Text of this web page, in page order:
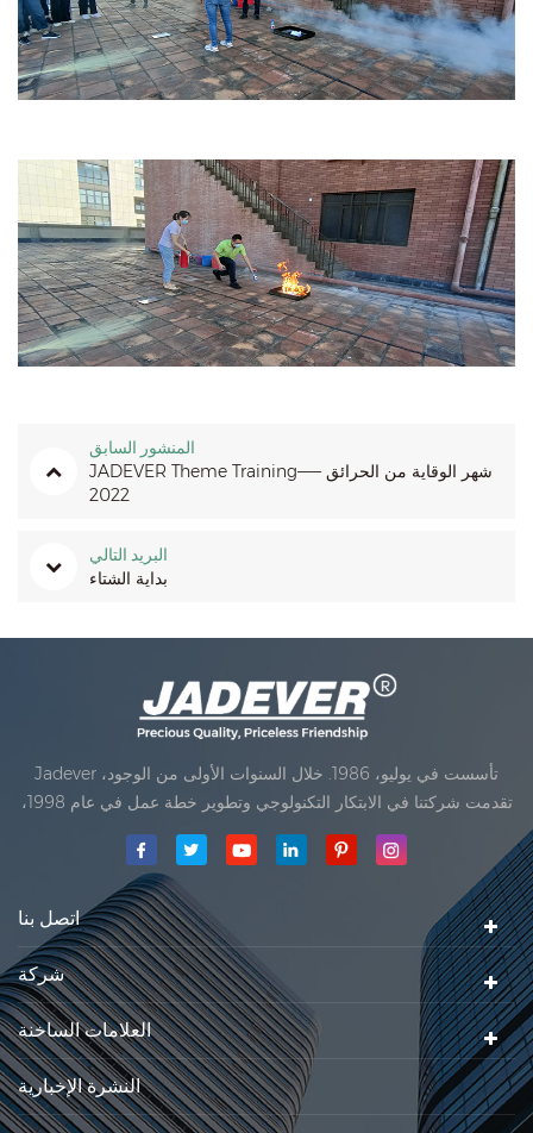
المنشور السابق
JADEVER Theme Training—— شهر الوقاية من الحرائق
2022
البريد التالي
بداية الشتاء
Jadever تأسست في يوليو، 1986. خلال السنوات الأولى من الوجود،
تقدمت شركتنا في الابتكار التكنولوجي وتطوير خطة عمل في عام 1998،
حققت شركتنا هدف الجودة الرئيسية، متى تلقت أول منتجاتنا موافقة من
مقياس المحدودةكان تأسيس تقع من
اتصل بنا
شركة
العلامات الساخنة
النشرة الإخبارية